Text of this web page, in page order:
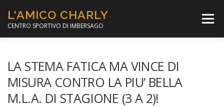
contenuto
L'AMICO CHARLY
CENTRO SPORTIVO DI IMBERSAGO
Menù
PER IL SOCIALE MINIBASKET
LA STEMA FATICA MA VINCE DI
MISURA CONTRO LA PIU’ BELLA
M.L.A. DI STAGIONE (3 A 2)!